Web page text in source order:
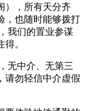
，所有天分齐
，也随时能够拨打
我们的置业参谋
。
无中介、无第三
请勿轻信中介虚假